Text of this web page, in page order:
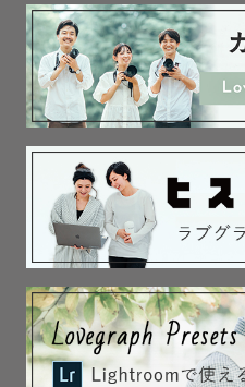
ーーー　問い合わせ　ーーー
△や✕の日や時間帯でも対応
お気軽にご相談ください✉️